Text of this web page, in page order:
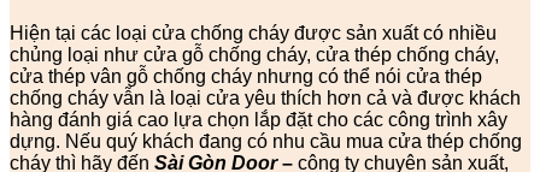
Hiện tại các loại cửa chống cháy được sản xuất có nhiều
chủng loại như cửa gỗ chống cháy, cửa thép chống cháy,
cửa thép vân gỗ chống cháy nhưng có thể nói cửa thép
chống cháy vẫn là loại cửa yêu thích hơn cả và được khách
hàng đánh giá cao lựa chọn lắp đặt cho các công trình xây
dựng. Nếu quý khách đang có nhu cầu mua cửa thép chống
cháy thì hãy đến Sài Gòn Door– công ty chuyên sản xuất,